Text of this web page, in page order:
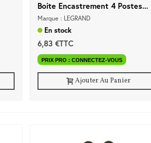
Boite Encastrement 4 Postes...
Marque : LEGRAND
En stock
6,83 €TTC
PRIX PRO : CONNECTEZ-VOUS
Ajouter Au Panier